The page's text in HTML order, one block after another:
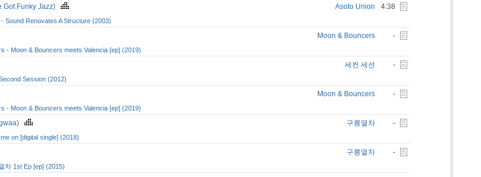
Got Funky Jazz) Asoto Union 4:38
Sound Renovates A Structure (2003)
Moon & Bouncers -
- Moon & Bouncers meets Valencia [ep] (2019)
세컨 세션 -
Session (2012)
Moon & Bouncers -
- Moon & Bouncers meets Valencia [ep] (2019)
구릉열차 -
on [digital single] (2018)
구릉열차 -
차 1st Ep [ep] (2015)